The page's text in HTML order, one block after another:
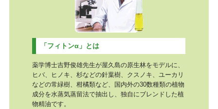
「フィトンα」とは
薬学博士吉野俊雄先生が屋久島の原生林をモデルに、
ヒバ、ヒノキ、杉などの針葉樹、クスノキ、ユーカリ
などの常緑樹、柑橘類など、国内外の30数種類の植物
成分を水蒸気蒸留法で抽出し、独自にブレンドした植
物精油です。